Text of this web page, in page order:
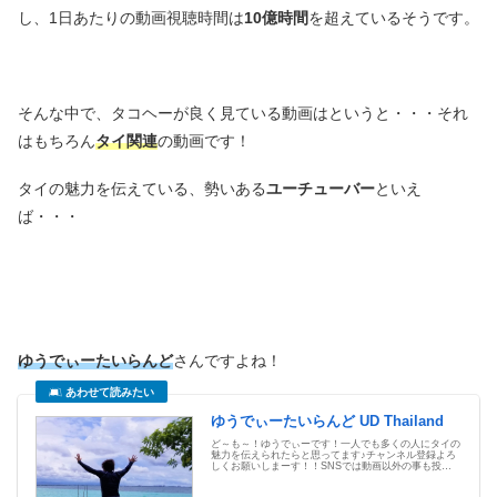
し、1日あたりの動画視聴時間は10億時間を超えているそうです。
そんな中で、タコヘーが良く見ている動画はというと・・・それ
はもちろんタイ関連の動画です！
タイの魅力を伝えている、勢いあるユーチューバーといえ
ば・・・
ゆうでぃーたいらんどさんですよね！
ゆうでぃーたいらんど UD Thailand
ど～も～！ゆうでぃーです！一人でも多くの人にタイの
魅力を伝えられたらと思ってます♪チャンネル登録よろ
しくお願いしまーす！！SNSでは動画以外の事も投稿